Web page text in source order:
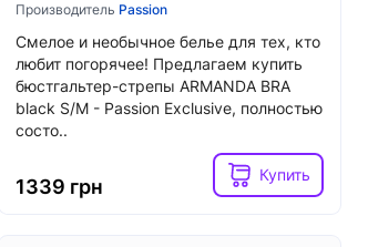
Производитель Passion
Смелое и необычное белье для тех, кто
любит погорячее! Предлагаем купить
бюстгальтер-стрепы ARMANDA BRA
black S/M - Passion Exclusive, полностью
состо..
1339 грн
Купить